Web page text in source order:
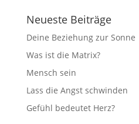
Neueste Beiträge
Deine Beziehung zur Sonne
Was ist die Matrix?
Mensch sein
Lass die Angst schwinden
Gefühl bedeutet Herz?